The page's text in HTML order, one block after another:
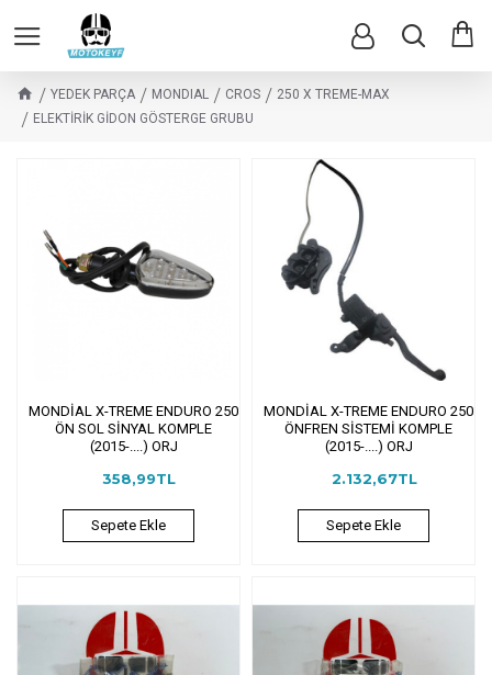
YEDEK PARÇA MONDIAL CROS
250 X TREME-MAX
ELEKTİRİK GİDON GÖSTERGE GRUBU
MONDİAL X-TREME ENDURO 250
ÖN SOL SİNYAL KOMPLE
(2015-....) ORJ
358,99TL
Sepete Ekle
MONDİAL X-TREME ENDURO 250
ÖNFREN SİSTEMİ KOMPLE
(2015-....) ORJ
2.132,67TL
Sepete Ekle